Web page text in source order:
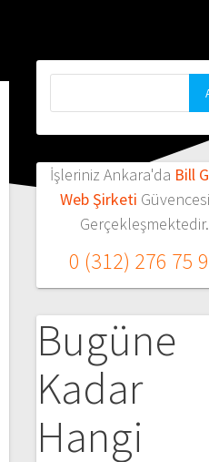
İşleriniz Ankara'da Bill
Web Şirketi
Gerçekleşmektedir.
0 (312) 276 75
Bugüne
Kadar
Hangi